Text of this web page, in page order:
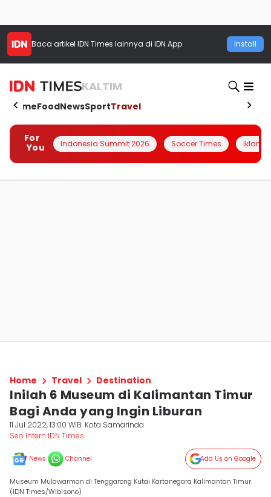
Baca artikel IDN Times lainnya di IDN App Install
KALTIM
HomeFoodNewsSportTravel
For
You
Indonesia Summit 2026 Soccer Times Iklanin
Home Travel Destination
Inilah 6 Museum di Kalimantan Timur
Bagi Anda yang Ingin Liburan
11 Jul 2022, 13:00 WIB Kota Samarinda
Seo Intern IDN Times
News Channel Add Us on Google
Museum Mulawarman di Tenggarong Kutai Kartanegara Kalimantan Timur.
(IDN Times/Wibisono)